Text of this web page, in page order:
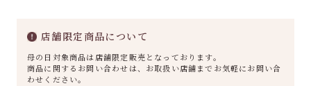
店舗限定商品について
母の日対象商品は店舗限定販売となっております。
商品に関するお問い合わせは、お取扱い店舗までお気軽にお問い合
わせください。